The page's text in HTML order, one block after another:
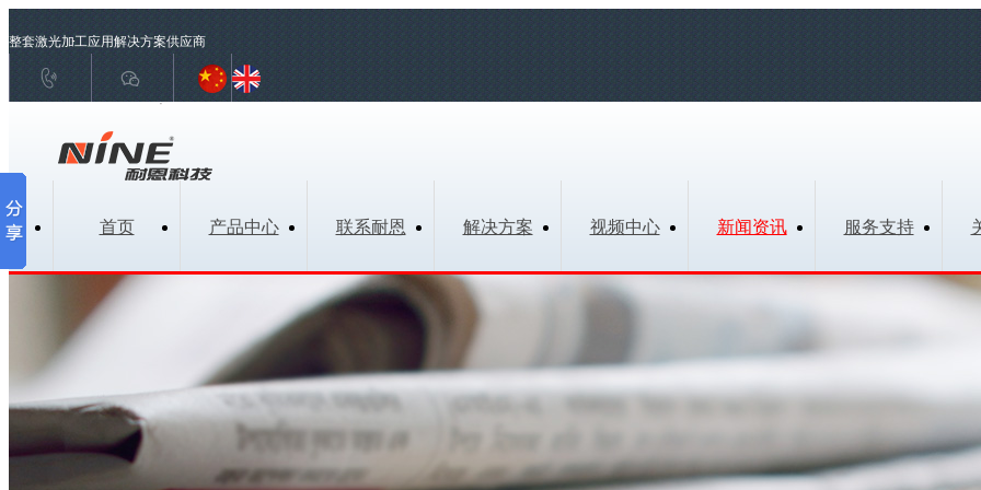
整套激光加工应用解决方案供应商
首页 产品中心 联系耐恩 解决方案 视频中心 新闻资讯 服务支持